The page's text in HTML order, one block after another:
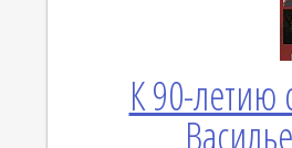
К 90-